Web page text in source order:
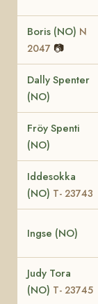
Boris (NO) N
2047 📷
Dally Spenter
(NO)
Fröy Spenti
(NO)
Iddesokka
(NO) T- 23743
Ingse (NO)
Judy Tora
(NO) T- 23745